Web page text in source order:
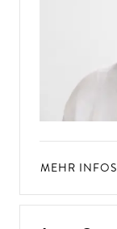
MEHR INFOS